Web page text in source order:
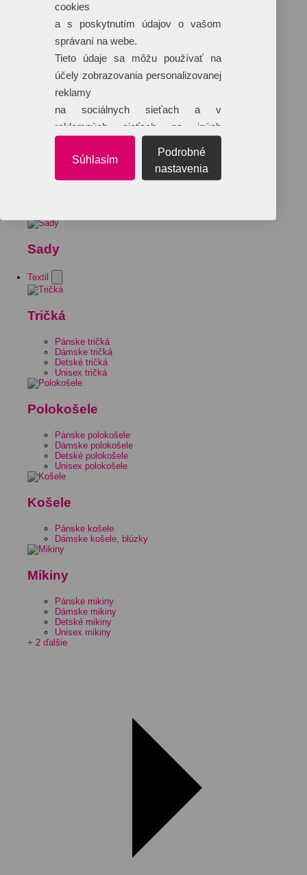
Sady
Textil
Tričká
Pánske tričká
Dámske tričká
Detské tričká
Unisex tričká
Polokošele
Pánske polokošele
Dámske polokošele
Detské polokošele
Unisex polokošele
Košele
Pánske košele
Dámske košele, blúzky
Mikiny
Pánske mikiny
Dámske mikiny
Detské mikiny
Unisex mikiny
+ 2 ďalšie
cookies
a s poskytnutím údajov o vašom
správaní na webe.
Tieto údaje sa môžu používať na
účely zobrazovania personalizovanej
reklamy
na sociálnych sieťach a v
reklamných sieťach na iných
Súhlasím
Podrobné
nastavenia